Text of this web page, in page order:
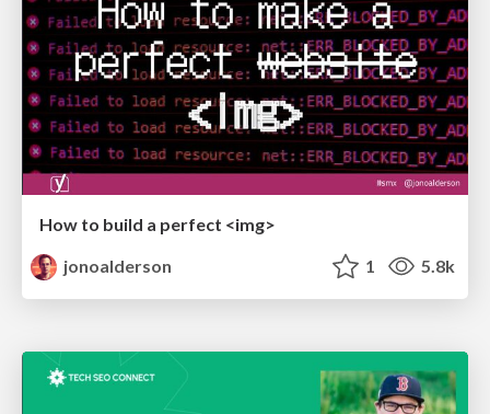
How to build a perfect <img>
jonoalderson
1 5.8k